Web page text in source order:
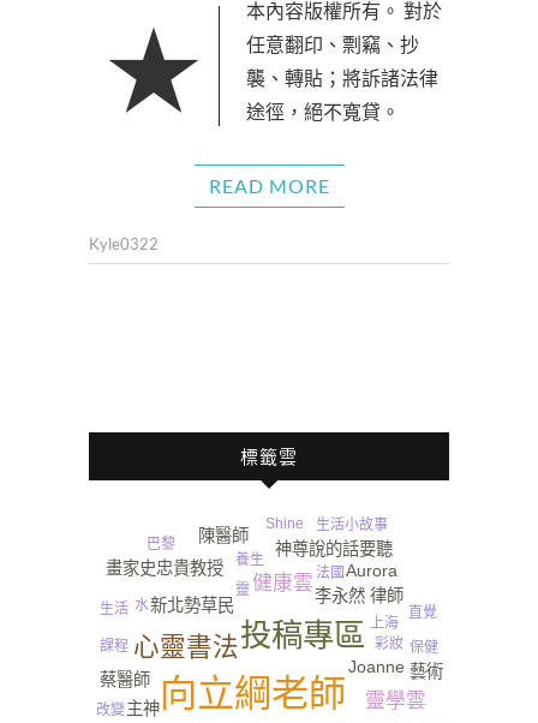
★本內容版權所有。 對於
任意翻印、剽竊、抄
襲、轉貼；將訴諸法律
途徑，絕不寬貸。
READ MORE
Kyle0322
標籤雲
向立綱老師
投稿專區
心靈書法
健康雲
靈學雲
畫家史忠貴教授
Joanne
新北勢草民
神尊說的話要聽
蔡醫師
主神
李永然 律師
Aurora
陳醫師
藝術
養生
保健
上海
生活小故事
生活
課程 彩妝
直覺
Shine
改變
法國
靈
巴黎
水